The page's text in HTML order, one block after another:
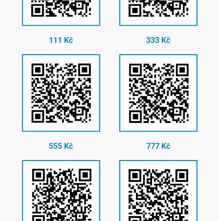
111 Kč 333 Kč
555 Kč 777 Kč